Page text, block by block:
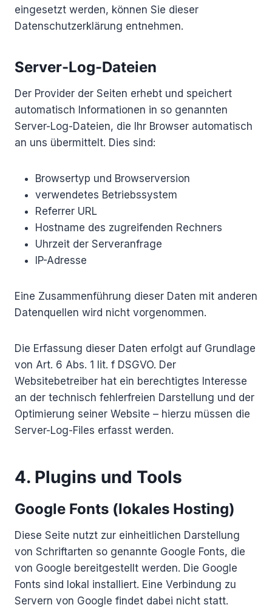
eingesetzt werden, können Sie dieser
Datenschutzerklärung entnehmen.
Server-Log-Dateien
Der Provider der Seiten erhebt und speichert
automatisch Informationen in so genannten
Server-Log-Dateien, die Ihr Browser automatisch
an uns übermittelt. Dies sind:
Browsertyp und Browserversion
verwendetes Betriebssystem
Referrer URL
Hostname des zugreifenden Rechners
Uhrzeit der Serveranfrage
IP-Adresse
Eine Zusammenführung dieser Daten mit anderen
Datenquellen wird nicht vorgenommen.
Die Erfassung dieser Daten erfolgt auf Grundlage
von Art. 6 Abs. 1 lit. f DSGVO. Der
Websitebetreiber hat ein berechtigtes Interesse
an der technisch fehlerfreien Darstellung und der
Optimierung seiner Website – hierzu müssen die
Server-Log-Files erfasst werden.
4. Plugins und Tools
Google Fonts (lokales Hosting)
Diese Seite nutzt zur einheitlichen Darstellung
von Schriftarten so genannte Google Fonts, die
von Google bereitgestellt werden. Die Google
Fonts sind lokal installiert. Eine Verbindung zu
Servern von Google findet dabei nicht statt.